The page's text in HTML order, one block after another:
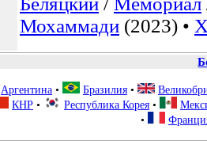
Мохаммади (2023) •
Аргентина • Бразилия •
КНР • Республика Корея •
•